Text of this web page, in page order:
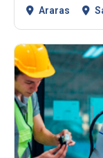
Araras